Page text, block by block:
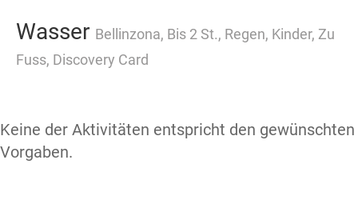
Wasser Bellinzona, Bis 2 St., Regen, Kinder, Zu
Fuss, Discovery Card
Keine der Aktivitäten entspricht den gewünschten
Vorgaben.